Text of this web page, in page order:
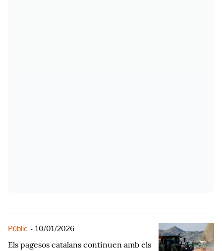
Públic - 10/01/2026
Els pagesos catalans continuen amb els